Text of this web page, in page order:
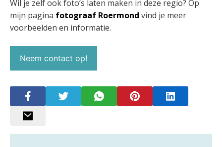
Wil je zelf ook foto’s laten maken in deze regio? Op
mijn pagina fotograaf Roermond vind je meer
voorbeelden en informatie.
Neem contact op!